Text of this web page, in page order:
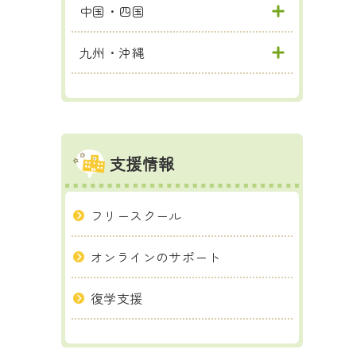
中国・四国
九州・沖縄
支援情報
フリースクール
オンラインのサポート
復学支援